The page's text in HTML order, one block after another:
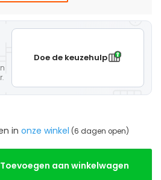
Doe de keuzehulp
in onze winkel (6 dagen open)
Toevoegen aan winkelwagen